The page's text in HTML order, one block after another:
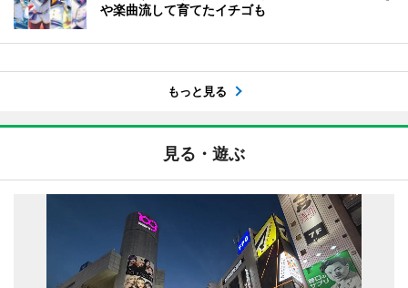
や楽曲流して育てたイチゴも
もっと見る
見る・遊ぶ